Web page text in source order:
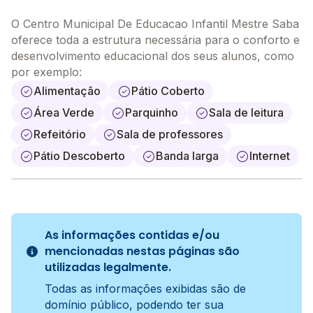
O Centro Municipal De Educacao Infantil Mestre Saba
oferece toda a estrutura necessária para o conforto e
desenvolvimento educacional dos seus alunos, como
por exemplo:
Alimentação
Pátio Coberto
Área Verde
Parquinho
Sala de leitura
Refeitório
Sala de professores
Pátio Descoberto
Banda larga Internet
As informações contidas e/ou
mencionadas nestas páginas são
utilizadas legalmente.
Todas as informações exibidas são de
domínio público, podendo ter sua